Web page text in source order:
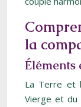
la
Éléments
La Terre et
Vierge et du